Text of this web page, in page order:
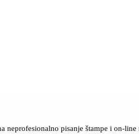
neprofesionalno pisanje štampe i on-line